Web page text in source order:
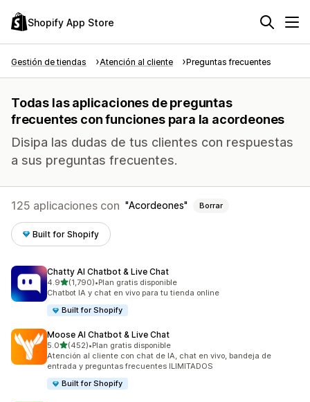
Shopify App Store
Gestión de tiendas Atención al cliente Preguntas frecuentes
Todas las aplicaciones de preguntas
frecuentes con funciones para la acordeones
Disipa las dudas de tus clientes con respuestas
a sus preguntas frecuentes.
125 aplicaciones con Acordeones Borrar
Built for Shopify
Chatty AI Chatbot & Live Chat
4.9de 5 estrellas
(1,790)
1790 reseñas en total
•Plan gratis disponible
Chatbot IA y chat en vivo para tu tienda online
Built for Shopify
Moose AI Chatbot & Live Chat
5.0de 5 estrellas
(452)
452 reseñas en total
•Plan gratis disponible
Atención al cliente con chat de IA, chat en vivo, bandeja de
entrada y preguntas frecuentes ILIMITADOS
Built for Shopify